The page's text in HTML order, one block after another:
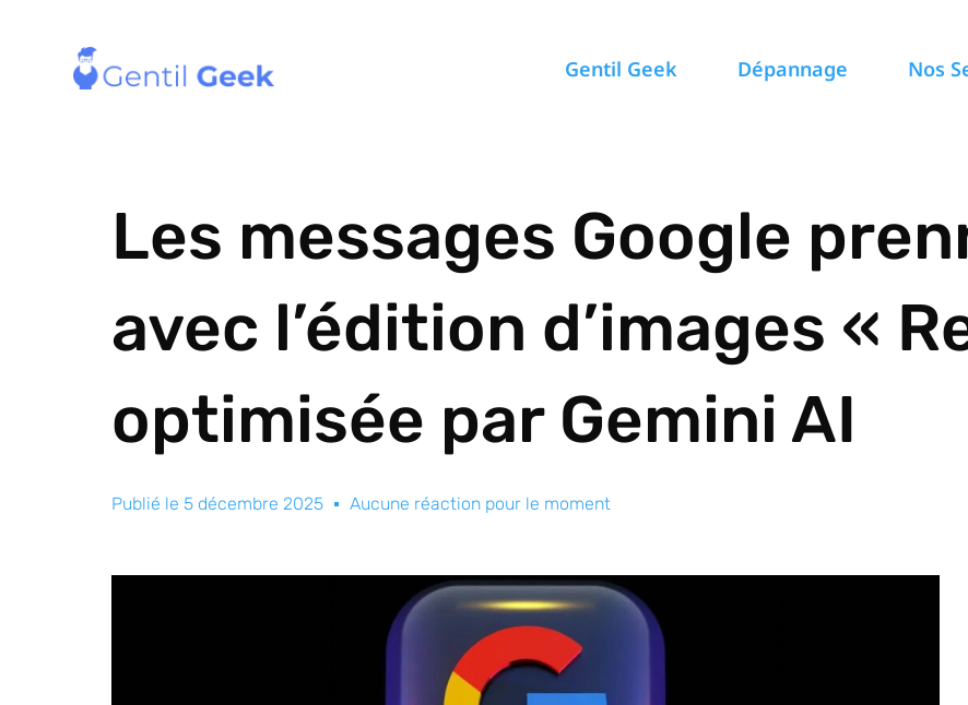
Gentil Geek Dépannage Nos
Les messages Google
avec l’édition d’images «
optimisée par Gemini AI
Publié le 5 décembre 2025 Aucune réaction pour le moment